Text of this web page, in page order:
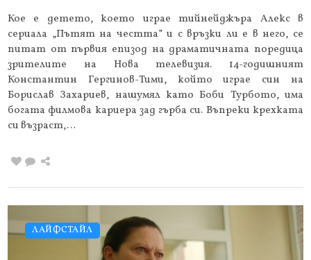
Кое е детето, което играе тийнейджъра Алекс в
сериала „Пътят на честта” и с връзки ли е в него, се
питат от първия епизод на драматичната поредица
зрителите на Нова телевизия. 14-годишният
Константин Гергинов-Тими, който играе син на
Борислав Захариев, нашумял като Боби Турбото, има
богата филмова кариера зад гърба си. Въпреки крехката
си възраст,…
ЛАЙФСТАЙЛ